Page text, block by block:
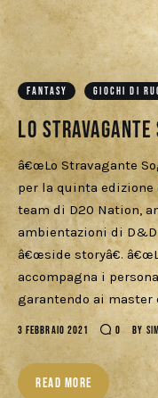
FANTASY GIOCHI DI
Lo
â€œLo Stravagante
per la quinta
team di D20 Nation,
ambientazioni di
â€œside storyâ€.
accompagna i
garantendo ai
3 FEBBRAIO 2021 0 BY
READ MORE